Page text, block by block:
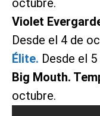
octubre.
Violet
Desde el 4 de
Élite. Desde el
Big Mouth.
octubre.